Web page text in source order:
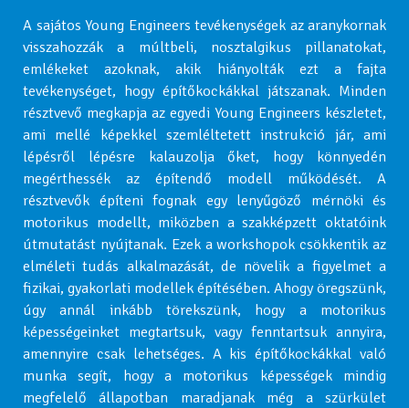
A sajátos Young Engineers tevékenységek az aranykornak
visszahozzák a múltbeli, nosztalgikus pillanatokat,
emlékeket azoknak, akik hiányolták ezt a fajta
tevékenységet, hogy építőkockákkal játszanak. Minden
résztvevő megkapja az egyedi Young Engineers készletet,
ami mellé képekkel szemléltetett instrukció jár, ami
lépésről lépésre kalauzolja őket, hogy könnyedén
megérthessék az építendő modell működését. A
résztvevők építeni fognak egy lenyűgöző mérnöki és
motorikus modellt, miközben a szakképzett oktatóink
útmutatást nyújtanak. Ezek a workshopok csökkentik az
elméleti tudás alkalmazását, de növelik a figyelmet a
fizikai, gyakorlati modellek építésében. Ahogy öregszünk,
úgy annál inkább törekszünk, hogy a motorikus
képességeinket megtartsuk, vagy fenntartsuk annyira,
amennyire csak lehetséges. A kis építőkockákkal való
munka segít, hogy a motorikus képességek mindig
megfelelő állapotban maradjanak még a szürkület